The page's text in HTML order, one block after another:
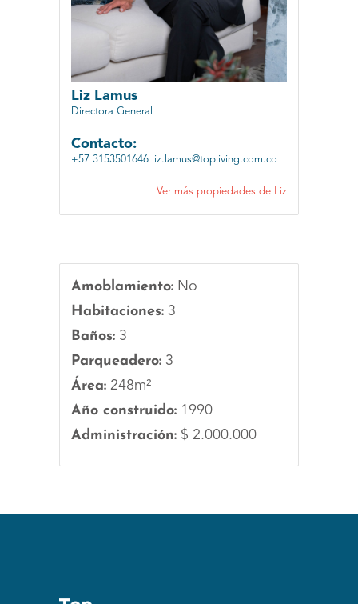
Liz Lamus
Directora General
Contacto:
+57 3153501646 liz.lamus@topliving.com.co
Ver más propiedades de Liz
Amoblamiento: No
Habitaciones: 3
Baños: 3
Parqueadero: 3
Área: 248m²
Año construido: 1990
Administración: $ 2.000.000